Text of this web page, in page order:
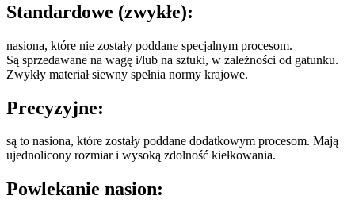
Standardowe (zwykłe):
nasiona, które nie zostały poddane specjalnym procesom.
Są sprzedawane na wagę i/lub na sztuki, w zależności od gatunku.
Zwykły materiał siewny spełnia normy krajowe.
Precyzyjne:
są to nasiona, które zostały poddane dodatkowym procesom. Mają
ujednolicony rozmiar i wysoką zdolność kiełkowania.
Powlekanie nasion: